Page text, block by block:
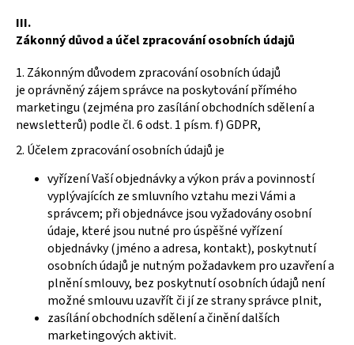
III.
Zákonný důvod a účel zpracování osobních údajů
1. Zákonným důvodem zpracování osobních údajů
je oprávněný zájem správce na poskytování přímého
marketingu (zejména pro zasílání obchodních sdělení a
newsletterů) podle čl. 6 odst. 1 písm. f) GDPR,
2. Účelem zpracování osobních údajů je
vyřízení Vaší objednávky a výkon práv a povinností
vyplývajících ze smluvního vztahu mezi Vámi a
správcem; při objednávce jsou vyžadovány osobní
údaje, které jsou nutné pro úspěšné vyřízení
objednávky (jméno a adresa, kontakt), poskytnutí
osobních údajů je nutným požadavkem pro uzavření a
plnění smlouvy, bez poskytnutí osobních údajů není
možné smlouvu uzavřít či jí ze strany správce plnit,
zasílání obchodních sdělení a činění dalších
marketingových aktivit.
m
e